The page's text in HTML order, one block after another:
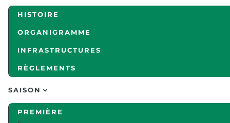
HISTOIRE
ORGANIGRAMME
INFRASTRUCTURES
RÈGLEMENTS
SAISON
PREMIÈRE